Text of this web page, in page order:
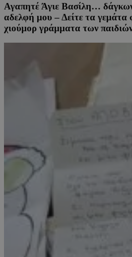
Αγαπητέ Άγιε Βασίλη…
αδελφή μου – Δείτε τα γεμάτα
χιούμορ γράμματα των παιδιών